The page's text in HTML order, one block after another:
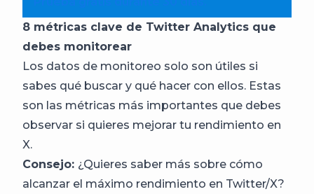
8 métricas clave de Twitter Analytics que
debes monitorear
Los datos de monitoreo solo son útiles si
sabes qué buscar y qué hacer con ellos. Estas
son las métricas más importantes que debes
observar si quieres mejorar tu rendimiento en
X.
Consejo: ¿Quieres saber más sobre cómo
alcanzar el máximo rendimiento en Twitter/X?